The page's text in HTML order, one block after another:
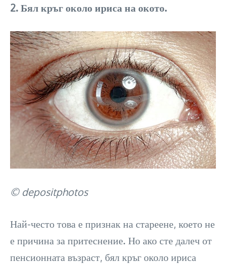
2. Бял кръг около ириса на окото.
© depositphotos
Най-често това е признак на стареене, което не
е причина за притеснение. Но ако сте далеч от
пенсионната възраст, бял кръг около ириса